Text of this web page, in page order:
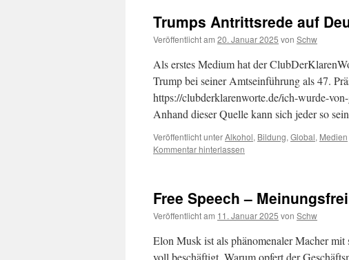
Trumps Antrittsrede auf
Veröffentlicht am 20. Januar 2025 von Schw
Als erstes Medium hat der
Trump bei seiner Amtseinführung als 47.
https://clubderklarenworte.de/ich-wurde-
Anhand dieser Quelle kann sich jeder so
Veröffentlicht unterAlkohol, Bildung, Global, Medien
Kommentar hinterlassen
Free Speech –
Veröffentlicht am 11. Januar 2025 von Schw
Elon Musk ist als phänomenaler Macher
voll beschäftigt. Warum opfert der